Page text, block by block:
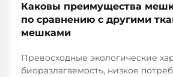
Каковы преимущества
по сравнению с другими
мешками
Превосходные экологические
биоразлагаемость, низкое